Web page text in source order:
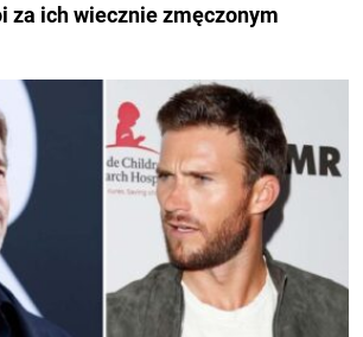
za ich wiecznie zmęczonym